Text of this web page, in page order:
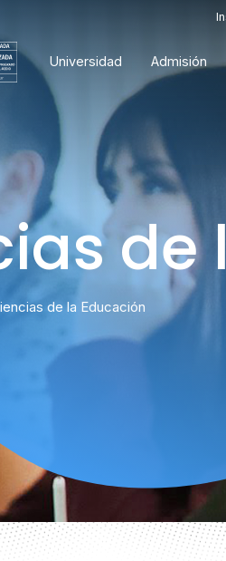
Universidad Admisión
de
de la Educación